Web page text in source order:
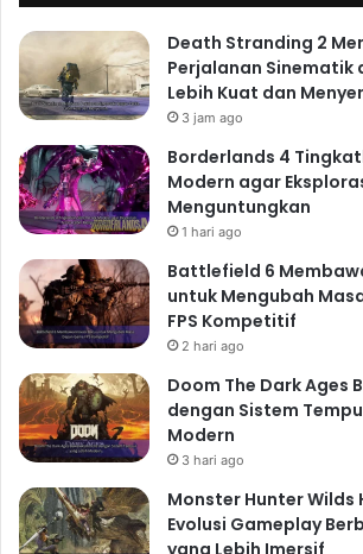
Death Stranding 2
Perjalanan Sinematik
Lebih Kuat dan
3 jam ago
Borderlands 4
Modern agar
Menguntungkan
1 hari ago
Battlefield 6
untuk Mengubah
FPS Kompetitif
2 hari ago
Doom The Dark Ages
dengan Sistem
Modern
3 hari ago
Monster Hunter Wilds
Evolusi Gameplay
yang Lebih Imersif